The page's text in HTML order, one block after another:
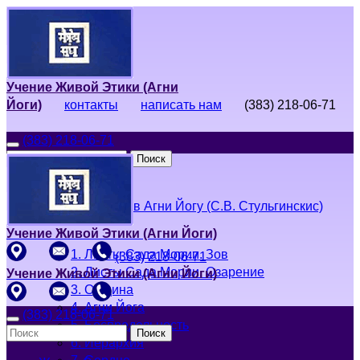
Учение Живой Этики (Агни
Йоги)
контакты написать нам (383) 218-06-71
(383) 218-06-71
Поиск
Живая Этика
Введение в Агни Йогу (С.В. Стульгинскис)
1. Листы Сада Мории. Зов
2. Листы Сада Мории. Озарение
3. Община
4. Агни Йога
5. Беспредельность
6. Иерархия
Учение Живой Этики (Агни Йоги)
(383) 218-06-71
Учение Живой Этики (Агни Йоги)
(383) 218-06-71
Поиск